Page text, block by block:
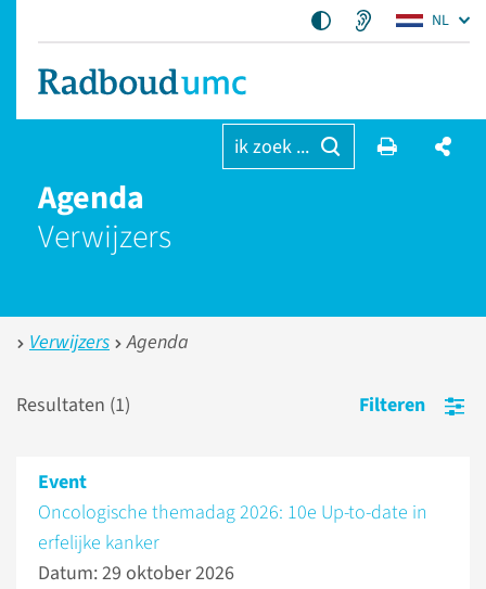
NL
ik zoek ...
Agenda
Verwijzers
Verwijzers Agenda
Resultaten (1) Filteren
Event
Oncologische themadag 2026: 10e Up-to-date in
erfelijke kanker
Datum: 29 oktober 2026